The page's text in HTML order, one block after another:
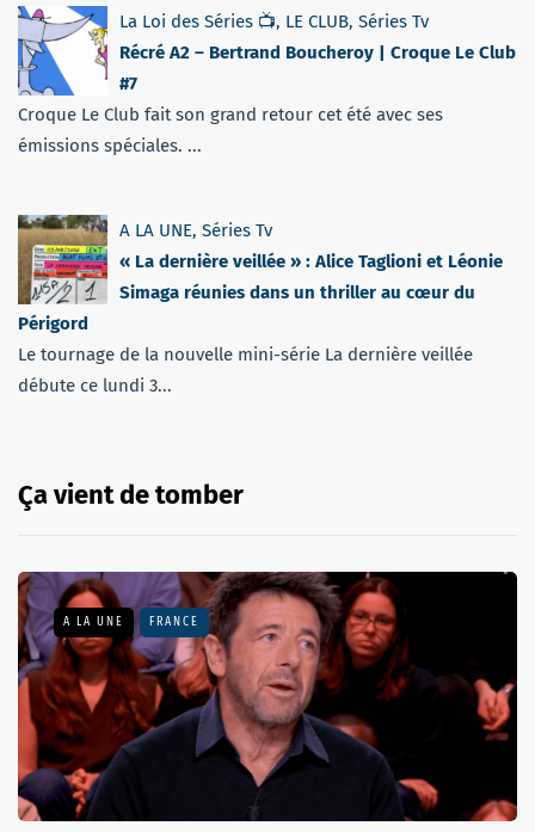
La Loi des Séries 📺, LE CLUB, Séries Tv
Récré A2 – Bertrand Boucheroy | Croque Le Club
#7
Croque Le Club fait son grand retour cet été avec ses
émissions spéciales. ...
A LA UNE, Séries Tv
« La dernière veillée » : Alice Taglioni et Léonie
Simaga réunies dans un thriller au cœur du
Périgord
Le tournage de la nouvelle mini-série La dernière veillée
débute ce lundi 3...
Ça vient de tomber
A LA UNE FRANCE